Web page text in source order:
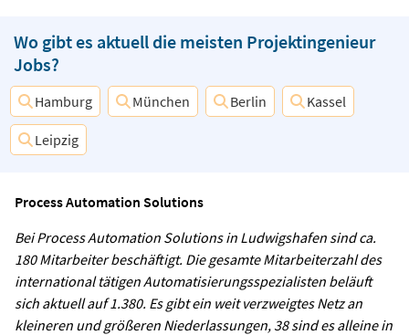
Wo gibt es aktuell die meisten Projektingenieur
Jobs?
Hamburg München Berlin Kassel
Leipzig
Process Automation Solutions
Bei Process Automation Solutions in Ludwigshafen sind ca.
180 Mitarbeiter beschäftigt. Die gesamte Mitarbeiterzahl des
international tätigen Automatisierungsspezialisten beläuft
sich aktuell auf 1.380. Es gibt ein weit verzweigtes Netz an
kleineren und größeren Niederlassungen, 38 sind es alleine in